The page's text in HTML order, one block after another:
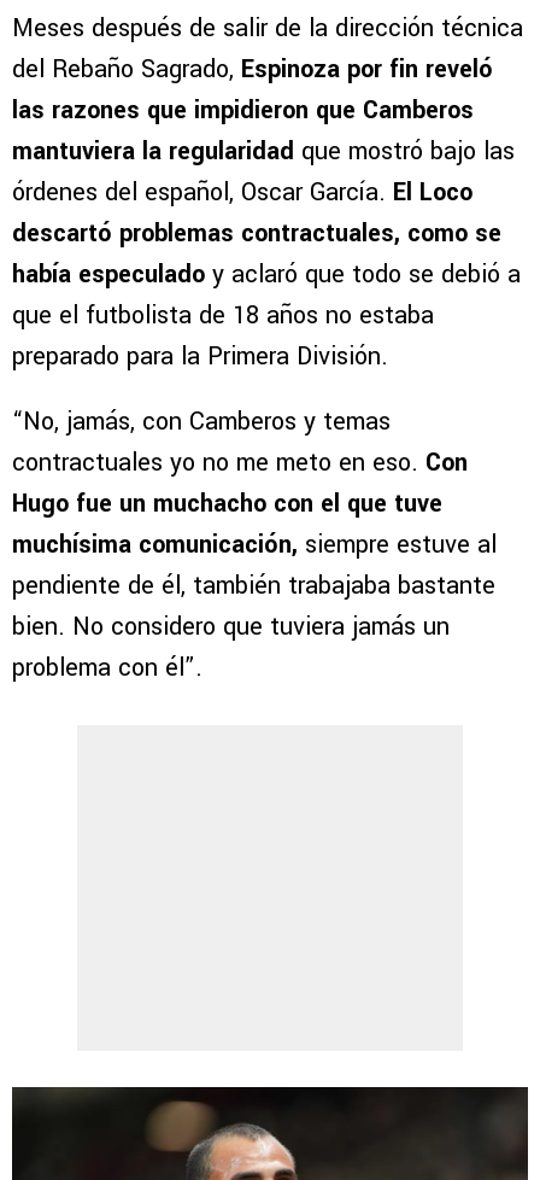
Meses después de salir de la dirección técnica
del Rebaño Sagrado, Espinoza por fin reveló
las razones que impidieron que Camberos
mantuviera la regularidad que mostró bajo las
órdenes del español, Oscar García. El Loco
descartó problemas contractuales, como se
había especulado y aclaró que todo se debió a
que el futbolista de 18 años no estaba
preparado para la Primera División.
“No, jamás, con Camberos y temas
contractuales yo no me meto en eso. Con
Hugo fue un muchacho con el que tuve
muchísima comunicación, siempre estuve al
pendiente de él, también trabajaba bastante
bien. No considero que tuviera jamás un
problema con él”.